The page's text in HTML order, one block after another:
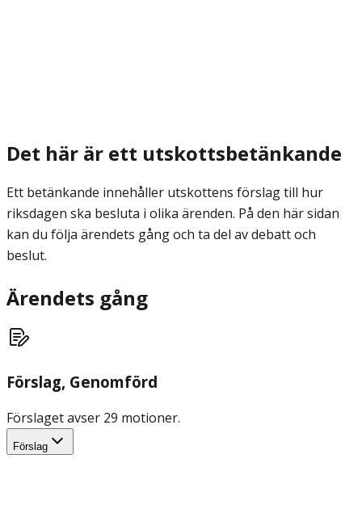
Det här är ett utskottsbetänkande
Ett betänkande innehåller utskottens förslag till hur
riksdagen ska besluta i olika ärenden. På den här sidan
kan du följa ärendets gång och ta del av debatt och
beslut.
Ärendets gång
Förslag, Genomförd
Förslaget avser 29 motioner.
Förslag